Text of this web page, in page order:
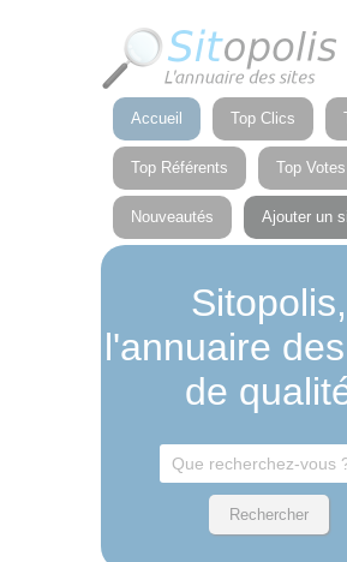
Accueil Top Clics
Top Référents Top Votes
Nouveautés Ajouter un
Sitopolis,
l'annuaire
de